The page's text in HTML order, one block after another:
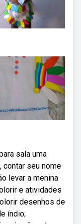
sala uma
contar seu nome
levar a menina
e atividades
desenhos de
índio;